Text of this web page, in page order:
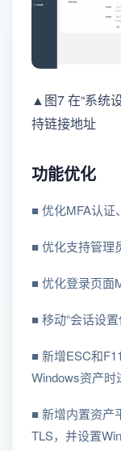
▲图7 在“系统
持链接地址
功能优化
■ 优化MFA认证
■ 优化支持管理
■ 优化登录页面
■ 移动“会话设置
■ 新增ESC和
Windows资产时
■ 新增内置资产
TLS，并设置